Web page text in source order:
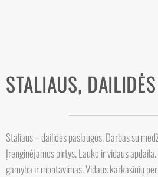
STALIAUS,
Staliaus – dailidės paslaugos. Darbas su
Įrenginėjamos pirtys. Lauko ir vidaus
gamyba ir montavimas. Vidaus karkasinių